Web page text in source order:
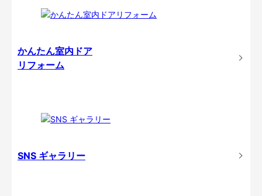
かんたん室内ドア
リフォーム
SNS ギャラリー